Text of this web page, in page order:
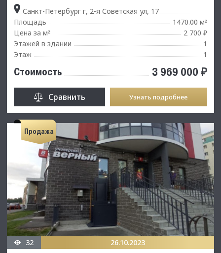
Санкт-Петербург г, 2-я Советская ул, 17
Площадь
1470.00 м²
Цена за м²
2 700 ₽
Этажей в здании
1
Этаж
1
Стоимость 3 969 000 ₽
Сравнить Узнать подробнее
Продажа
32 26.10.2023